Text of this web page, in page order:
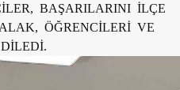
BAŞARILARINI İLÇE
ÖĞRENCİLERİ VE